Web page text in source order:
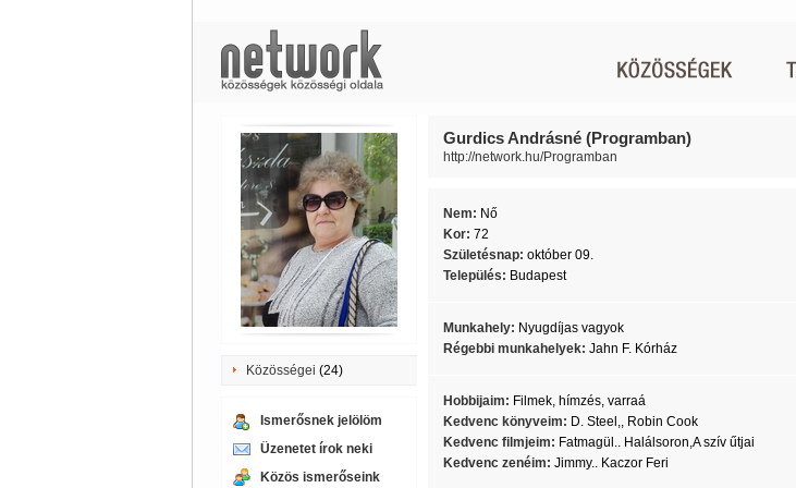
Közösségei (24)
Ismerősnek jelölöm
Üzenetet írok neki
Közös ismerőseink
Gurdics Andrásné (Programban)
http://network.hu/Programban
Nem: Nő
Kor: 72
Születésnap: október 09.
Település: Budapest
Munkahely: Nyugdíjas vagyok
Régebbi munkahelyek: Jahn F. Kórház
Hobbijaim: Filmek, hímzés, varraá
Kedvenc könyveim: D. Steel,, Robin Cook
Kedvenc filmjeim: Fatmagül.. Halálsoron,A szív űtjai
Kedvenc zenéim: Jimmy.. Kaczor Feri